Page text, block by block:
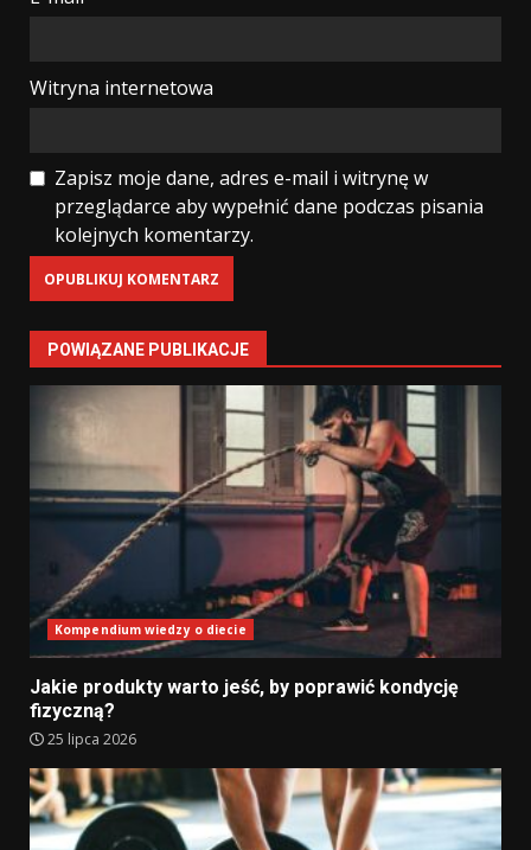
Witryna internetowa
Zapisz moje dane, adres e-mail i witrynę w
przeglądarce aby wypełnić dane podczas pisania
kolejnych komentarzy.
POWIĄZANE PUBLIKACJE
Kompendium wiedzy o diecie
Jakie produkty warto jeść, by poprawić kondycję
fizyczną?
25 lipca 2026